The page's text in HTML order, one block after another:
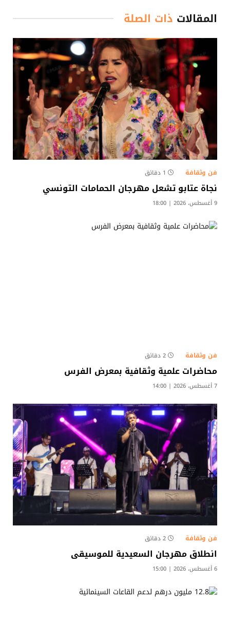
المقالات ذات الصلة
فن وثقافة 1 دقائق
نجاة عتابو تشعل مهرجان الحمامات التونسي
9 أغسطس، 2026 | 18:00
فن وثقافة 2 دقائق
محاضرات علمية وثقافية بمعرض الفرس
7 أغسطس، 2026 | 14:00
فن وثقافة 2 دقائق
انطلاق مهرجان السعيدية للموسيقى
6 أغسطس، 2026 | 15:00